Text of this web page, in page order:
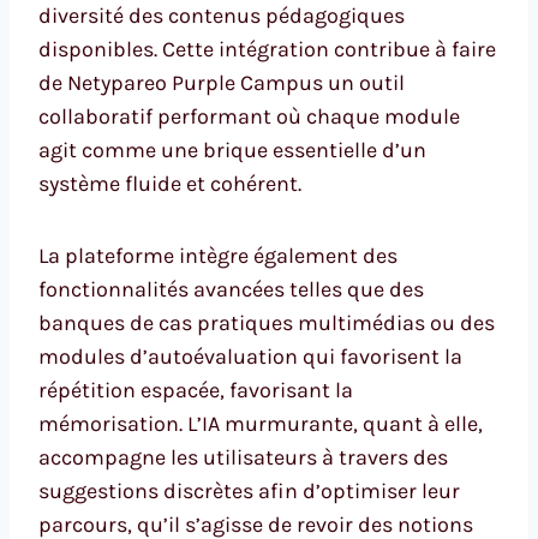
diversité des contenus pédagogiques
disponibles. Cette intégration contribue à faire
de Netypareo Purple Campus un outil
collaboratif performant où chaque module
agit comme une brique essentielle d’un
système fluide et cohérent.
La plateforme intègre également des
fonctionnalités avancées telles que des
banques de cas pratiques multimédias ou des
modules d’autoévaluation qui favorisent la
répétition espacée, favorisant la
mémorisation. L’IA murmurante, quant à elle,
accompagne les utilisateurs à travers des
suggestions discrètes afin d’optimiser leur
parcours, qu’il s’agisse de revoir des notions